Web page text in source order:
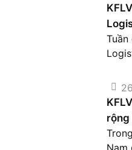
rộng
rộng
cho
Nam